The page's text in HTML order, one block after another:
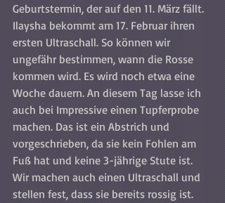
Geburtstermin, der auf den 11. März fällt.
Ilaysha bekommt am 17. Februar ihren
ersten Ultraschall. So können wir
ungefähr bestimmen, wann die Rosse
kommen wird. Es wird noch etwa eine
Woche dauern. An diesem Tag lasse ich
auch bei Impressive einen Tupferprobe
machen. Das ist ein Abstrich und
vorgeschrieben, da sie kein Fohlen am
Fuß hat und keine 3-jährige Stute ist.
Wir machen auch einen Ultraschall und
stellen fest, dass sie bereits rossig ist.